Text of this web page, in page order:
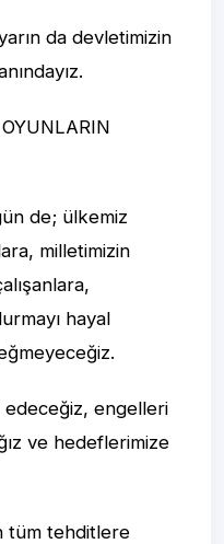
da devletimizin
de; ülkemiz
milletimizin
hayal
edeceğiz, engelleri
ve hedeflerimize
tüm tehditlere